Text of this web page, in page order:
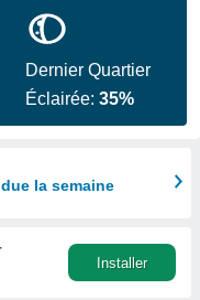
Dernier Quartier
Éclairée:35%
la semaine
Installer